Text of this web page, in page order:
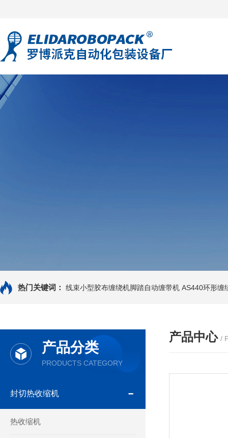
热门关键词： 线束小型胶布缠绕机脚踏自动缠带机 AS440环形缠
产品分类
PRODUCTS CATEGORY
封切热收缩机
热收缩机
产品中心 /